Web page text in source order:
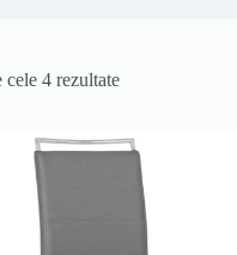
cele 4 rezultate